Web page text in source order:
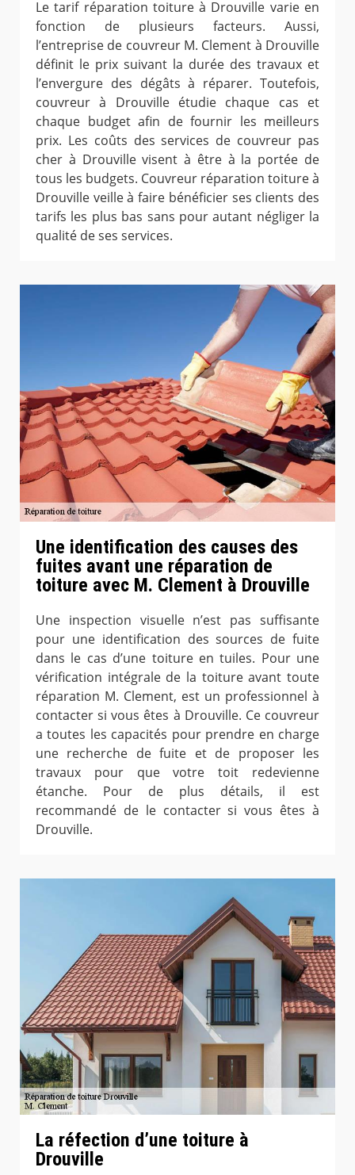
Le tarif réparation toiture à Drouville varie en
fonction de plusieurs facteurs. Aussi,
l’entreprise de couvreur M. Clement à Drouville
définit le prix suivant la durée des travaux et
l’envergure des dégâts à réparer. Toutefois,
couvreur à Drouville étudie chaque cas et
chaque budget afin de fournir les meilleurs
prix. Les coûts des services de couvreur pas
cher à Drouville visent à être à la portée de
tous les budgets. Couvreur réparation toiture à
Drouville veille à faire bénéficier ses clients des
tarifs les plus bas sans pour autant négliger la
qualité de ses services.
Une identification des causes des
fuites avant une réparation de
toiture avec M. Clement à Drouville
Une inspection visuelle n’est pas suffisante
pour une identification des sources de fuite
dans le cas d’une toiture en tuiles. Pour une
vérification intégrale de la toiture avant toute
réparation M. Clement, est un professionnel à
contacter si vous êtes à Drouville. Ce couvreur
a toutes les capacités pour prendre en charge
une recherche de fuite et de proposer les
travaux pour que votre toit redevienne
étanche. Pour de plus détails, il est
recommandé de le contacter si vous êtes à
Drouville.
La réfection d’une toiture à
Drouville